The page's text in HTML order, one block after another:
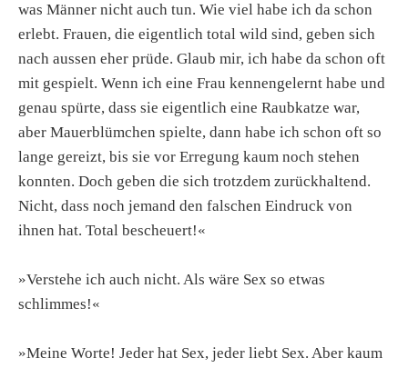
was Männer nicht auch tun. Wie viel habe ich da schon
erlebt. Frauen, die eigentlich total wild sind, geben sich
nach aussen eher prüde. Glaub mir, ich habe da schon oft
mit gespielt. Wenn ich eine Frau kennengelernt habe und
genau spürte, dass sie eigentlich eine Raubkatze war,
aber Mauerblümchen spielte, dann habe ich schon oft so
lange gereizt, bis sie vor Erregung kaum noch stehen
konnten. Doch geben die sich trotzdem zurückhaltend.
Nicht, dass noch jemand den falschen Eindruck von
ihnen hat. Total bescheuert!«
»Verstehe ich auch nicht. Als wäre Sex so etwas
schlimmes!«
»Meine Worte! Jeder hat Sex, jeder liebt Sex. Aber kaum